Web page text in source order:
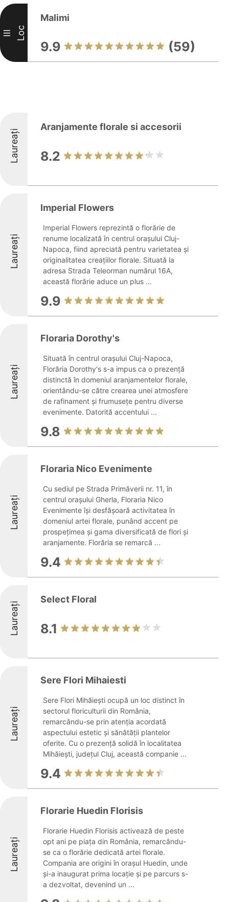
III Loc
Malimi
9.9 (59)
Laureați
Aranjamente florale si accesorii
8.2
Laureați
Imperial Flowers
Imperial Flowers reprezintă o florărie de
renume localizată în centrul orașului Cluj-
Napoca, fiind apreciată pentru varietatea și
originalitatea creațiilor florale. Situată la
adresa Strada Teleorman numărul 16A,
această florărie aduce un plus ...
9.9
Laureați
Floraria Dorothy's
Situată în centrul orașului Cluj-Napoca,
Florăria Dorothy's s-a impus ca o prezență
distinctă în domeniul aranjamentelor florale,
orientându-se către crearea unei atmosfere
de rafinament și frumusețe pentru diverse
evenimente. Datorită accentului ...
9.8
Laureați
Floraria Nico Evenimente
Cu sediul pe Strada Primăverii nr. 11, în
centrul orașului Gherla, Floraria Nico
Evenimente își desfășoară activitatea în
domeniul artei florale, punând accent pe
prospețimea și gama diversificată de flori și
aranjamente. Florăria se remarcă ...
9.4
Laureați
Select Floral
8.1
Laureați
Sere Flori Mihaiesti
Sere Flori Mihăiești ocupă un loc distinct în
sectorul floriculturii din România,
remarcându-se prin atenția acordată
aspectului estetic și sănătății plantelor
oferite. Cu o prezență solidă în localitatea
Mihăiești, județul Cluj, această companie ...
9.4
Laureați
Florarie Huedin Florisis
Florarie Huedin Florisis activează de peste
opt ani pe piața din România, remarcându-
se ca o florărie dedicată artei florale.
Compania are origini în orașul Huedin, unde
și-a inaugurat prima locație și pe parcurs s-
a dezvoltat, devenind un ...